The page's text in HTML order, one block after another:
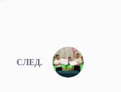
СЛЕД.